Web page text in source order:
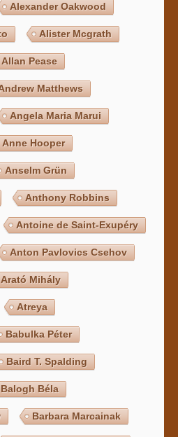
Alexander Oakwood
Alister Mcgrath
Allan Pease
Matthews
Angela Maria Marui
Anne Hooper
Anselm Grün
Anthony Robbins
Antoine de Saint-Exupéry
Anton Pavlovics Csehov
Arató Mihály
Atreya
Babulka Péter
Baird T. Spalding
Balogh Béla
Barbara Marcainak